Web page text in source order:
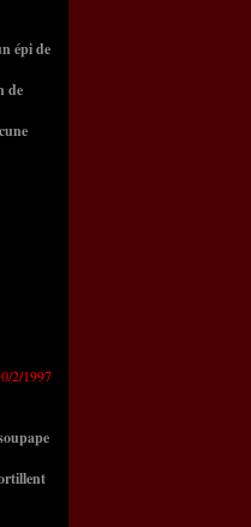
épi de
de
2/1997